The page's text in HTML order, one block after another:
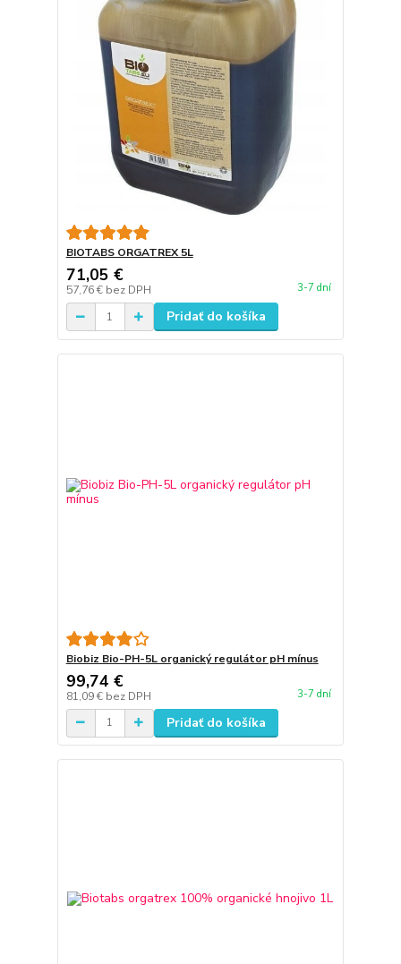
BIOTABS ORGATREX 5L
71,05 €
57,76 € bez DPH 3-7 dní
Pridať do košíka
Biobiz Bio-PH-5L organický regulátor pH mínus
99,74 €
81,09 € bez DPH 3-7 dní
Pridať do košíka